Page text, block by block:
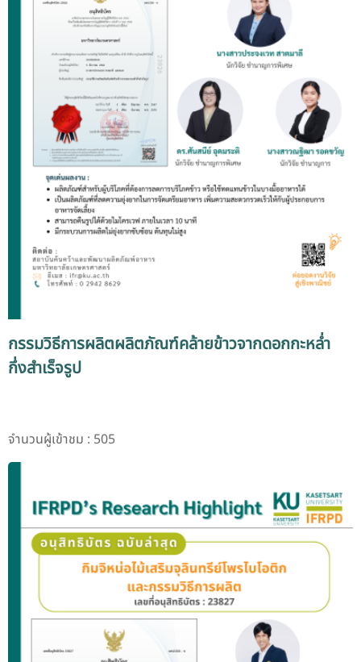
กรรมวิธีการผลิตผลิตภัณฑ์คล้ายข้าวจากดอกกะหล่ำ
กึ่งสำเร็จรูป
จำนวนผู้เข้าชม : 505